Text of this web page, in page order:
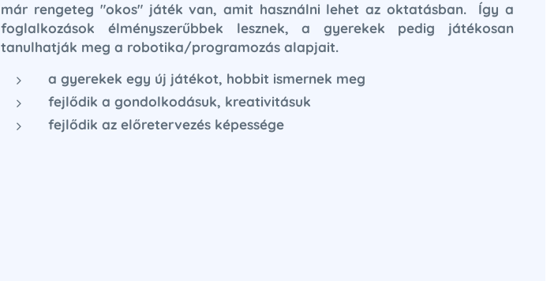
már rengeteg "okos" játék van, amit használni lehet az oktatásban. Így a
foglalkozások élményszerűbbek lesznek, a gyerekek pedig játékosan
tanulhatják meg a robotika/programozás alapjait.
a gyerekek egy új játékot, hobbit ismernek meg
fejlődik a gondolkodásuk, kreativitásuk
fejlődik az előretervezés képessége